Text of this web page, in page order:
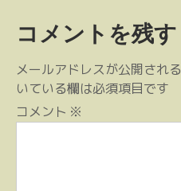
ナ
ビ
ゲ
ー
シ
コメントを残す
メールアドレスが公開され
いている欄は必須項目です
コメント ※